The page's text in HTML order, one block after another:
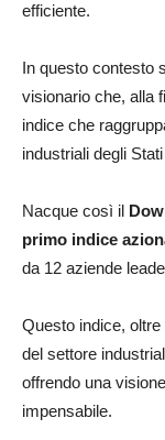
efficiente.
In questo contesto
visionario che, alla
indice che
industriali degli
Nacque così il
primo indice
da 12 aziende
Questo indice,
del settore
offrendo una
impensabile.